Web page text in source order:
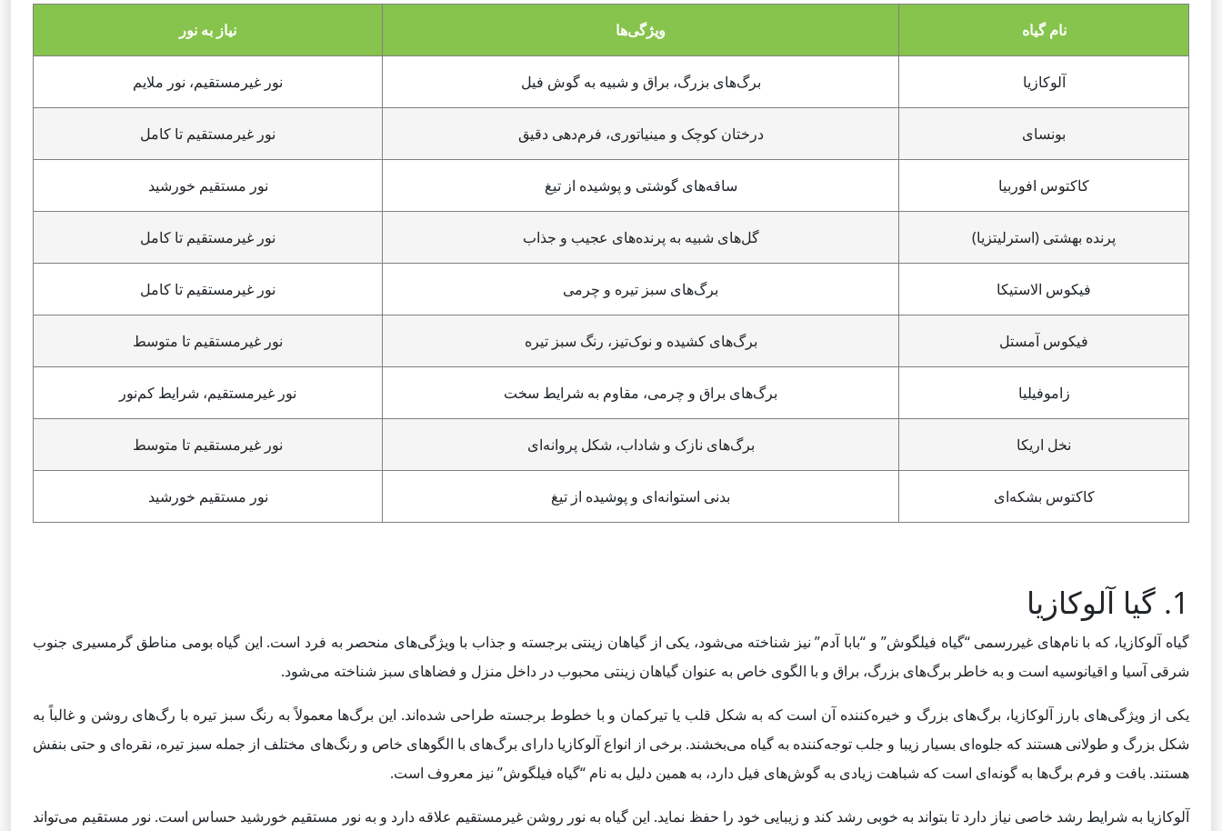
نام گیاه ویژگی‌ها نیاز به نور
آلوکازیا برگ‌های بزرگ، براق و شبیه به گوش فیل نور غیرمستقیم، نور ملایم
بونسای درختان کوچک و مینیاتوری، فرم‌دهی دقیق نور غیرمستقیم تا کامل
کاکتوس افوربیا ساقه‌های گوشتی و پوشیده از تیغ نور مستقیم خورشید
پرنده بهشتی (استرلیتزیا) گل‌های شبیه به پرنده‌های عجیب و جذاب نور غیرمستقیم تا کامل
فیکوس الاستیکا برگ‌های سبز تیره و چرمی نور غیرمستقیم تا کامل
فیکوس آمستل برگ‌های کشیده و نوک‌تیز، رنگ سبز تیره نور غیرمستقیم تا متوسط
زاموفیلیا برگ‌های براق و چرمی، مقاوم به شرایط سخت نور غیرمستقیم، شرایط کم‌نور
نخل اریکا برگ‌های نازک و شاداب، شکل پروانه‌ای نور غیرمستقیم تا متوسط
کاکتوس بشکه‌ای بدنی استوانه‌ای و پوشیده از تیغ نور مستقیم خورشید
1. گیا آلوکازیا
گیاه آلوکازیا، که با نام‌های غیررسمی “گیاه فیلگوش” و “بابا آدم” نیز شناخته می‌شود، یکی از گیاهان زینتی برجسته و جذاب با ویژگی‌های منحصر به فرد است. این گیاه بومی مناطق گرمسیری جنوب
شرقی آسیا و اقیانوسیه است و به خاطر برگ‌های بزرگ، براق و با الگوی خاص به عنوان گیاهان زینتی محبوب در داخل منزل و فضاهای سبز شناخته می‌شود.
یکی از ویژگی‌های بارز آلوکازیا، برگ‌های بزرگ و خیره‌کننده آن است که به شکل قلب یا تیرکمان و با خطوط برجسته طراحی شده‌اند. این برگ‌ها معمولاً به رنگ سبز تیره با رگ‌های روشن و غالباً به
شکل بزرگ و طولانی هستند که جلوه‌ای بسیار زیبا و جلب توجه‌کننده به گیاه می‌بخشند. برخی از انواع آلوکازیا دارای برگ‌های با الگوهای خاص و رنگ‌های مختلف از جمله سبز تیره، نقره‌ای و حتی بنفش
هستند. بافت و فرم برگ‌ها به گونه‌ای است که شباهت زیادی به گوش‌های فیل دارد، به همین دلیل به نام “گیاه فیلگوش” نیز معروف است.
آلوکازیا به شرایط رشد خاصی نیاز دارد تا بتواند به خوبی رشد کند و زیبایی خود را حفظ نماید. این گیاه به نور روشن غیرمستقیم علاقه دارد و به نور مستقیم خورشید حساس است. نور مستقیم می‌تواند